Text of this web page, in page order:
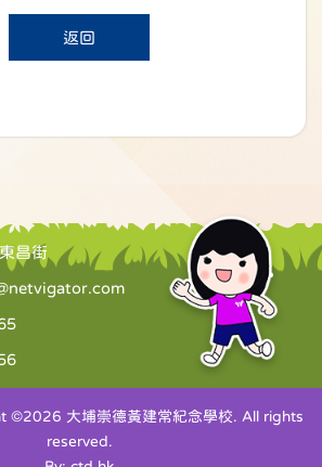
返回
昌街
©2026 大埔崇德黃建常紀念學校. All rights
reserved.